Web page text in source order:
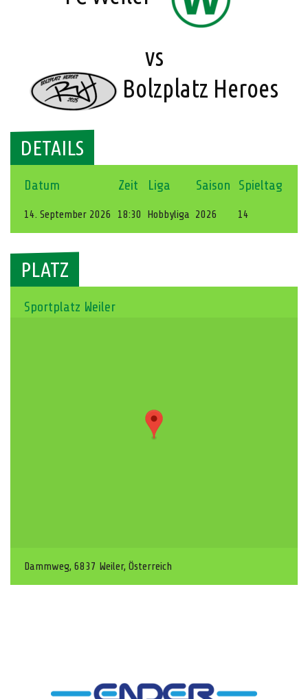
vs
Bolzplatz Heroes
DETAILS
Datum Zeit Liga Saison Spieltag
14. September 2026 18:30 Hobbyliga 2026 14
PLATZ
Sportplatz Weiler
Dammweg, 6837 Weiler, Österreich